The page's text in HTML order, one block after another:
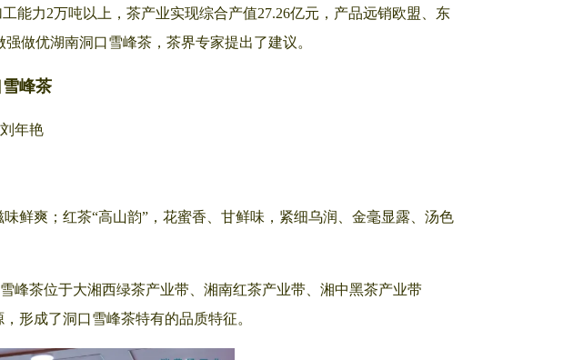
能力2万吨以上，茶产业实现综合产值27.26亿元，产品远销欧盟、东
做优湖南洞口雪峰茶，茶界专家提出了建议。
峰茶
年艳
鲜爽；红茶“高山韵”，花蜜香、甘鲜味，紧细乌润、金毫显露、汤色
峰茶位于大湘西绿茶产业带、湘南红茶产业带、湘中黑茶产业带
形成了洞口雪峰茶特有的品质特征。